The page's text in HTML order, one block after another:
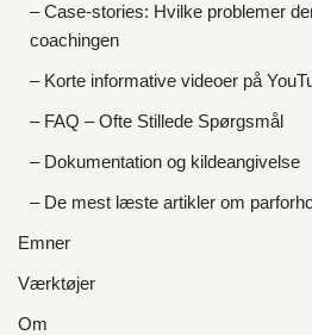
– Case-stories: Hvilke problemer
coachingen
– Korte informative videoer på
– FAQ – Ofte Stillede Spørgsmål
– Dokumentation og kildeangivelse
– De mest læste artikler om
Emner
Værktøjer
Om